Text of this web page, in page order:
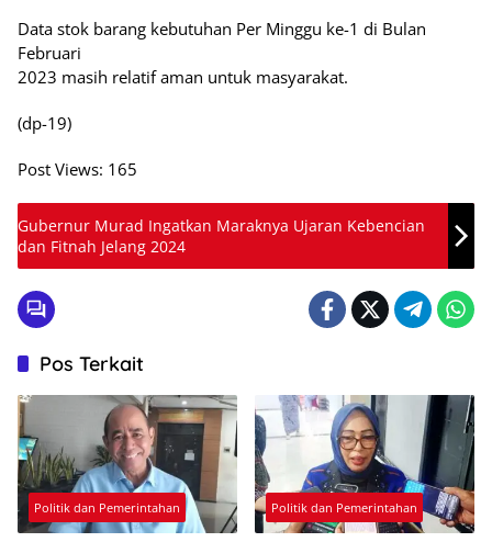
Data stok barang kebutuhan Per Minggu ke-1 di Bulan
Februari
2023 masih relatif aman untuk masyarakat.
(dp-19)
Post Views: 165
Gubernur Murad Ingatkan Maraknya Ujaran Kebencian
dan Fitnah Jelang 2024
Pos Terkait
Politik dan Pemerintahan Politik dan Pemerintahan